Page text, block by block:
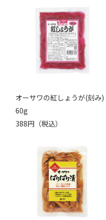
オーサワの紅しょうが(刻み)
60g
388円（税込）